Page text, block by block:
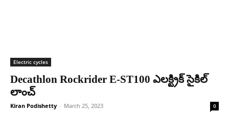
Electric cycles
Decathlon Rockrider E-ST100 ఎలక్ట్రిక్ సైకిల్
లాంచ్
Kiran Podishetty - March 25, 2023 0